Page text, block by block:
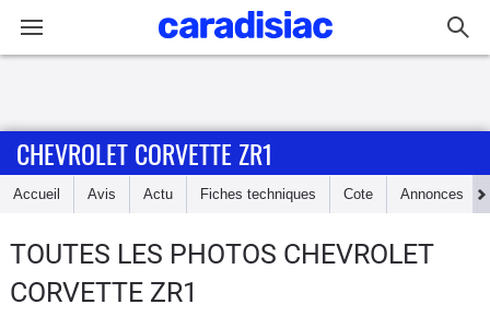
Accueil
Essais
CHEVROLET CORVETTE ZR1
Accueil Avis Actu Fiches techniques Cote Annonces
TOUTES LES PHOTOS CHEVROLET
CORVETTE ZR1